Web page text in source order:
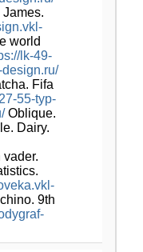
world
lk-49-
Fifa
55-typ-
Oblique.
Dairy.
9th